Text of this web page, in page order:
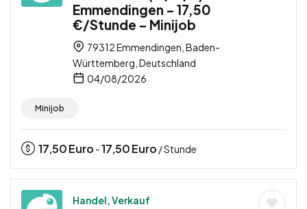
Emmendingen – 17,50
€/Stunde – Minijob
79312 Emmendingen, Baden-
Württemberg, Deutschland
04/08/2026
Minijob
17,50Euro -17,50Euro / Stunde
Handel, Verkauf